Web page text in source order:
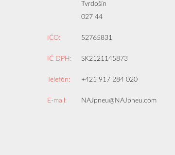
Tvrdošín
027 44
IČO: 52765831
IČ DPH: SK2121145873
Telefón: +421 917 284 020
E-mail: NAJpneu@NAJpneu.com